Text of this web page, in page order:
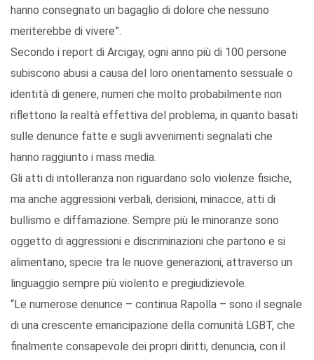
hanno consegnato un bagaglio di dolore che nessuno
meriterebbe di vivere”.
Secondo i report di Arcigay, ogni anno più di 100 persone
subiscono abusi a causa del loro orientamento sessuale o
identità di genere, numeri che molto probabilmente non
riflettono la realtà effettiva del problema, in quanto basati
sulle denunce fatte e sugli avvenimenti segnalati che
hanno raggiunto i mass media.
Gli atti di intolleranza non riguardano solo violenze fisiche,
ma anche aggressioni verbali, derisioni, minacce, atti di
bullismo e diffamazione. Sempre più le minoranze sono
oggetto di aggressioni e discriminazioni che partono e si
alimentano, specie tra le nuove generazioni, attraverso un
linguaggio sempre più violento e pregiudizievole.
“Le numerose denunce – continua Rapolla – sono il segnale
di una crescente emancipazione della comunità LGBT, che
finalmente consapevole dei propri diritti, denuncia, con il